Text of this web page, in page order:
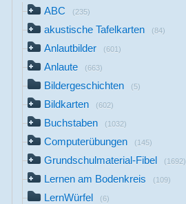
ABC (235)
akustische Tafelkarten (84)
Anlautbilder (601)
Anlaute (663)
Bildergeschichten (5)
Bildkarten (602)
Buchstaben (1032)
Computerübungen (145)
Grundschulmaterial-Fibel (1692)
Lernen am Bodenkreis (109)
LernWürfel (6)